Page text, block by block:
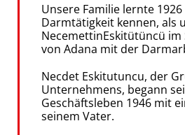
Unsere Familie lernte
Darmtätigkeit kennen, als
NecemettinEskitütüncü im
von Adana mit der
Necdet Eskitutuncu, der
Unternehmens, begann
Geschäftsleben 1946 mit
seinem Vater.